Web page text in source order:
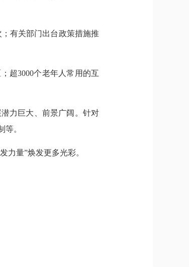
有关部门出台政策措施推
超3000个老年人常用的互
力巨大、前景广阔。针对
。
力量”焕发更多光彩。